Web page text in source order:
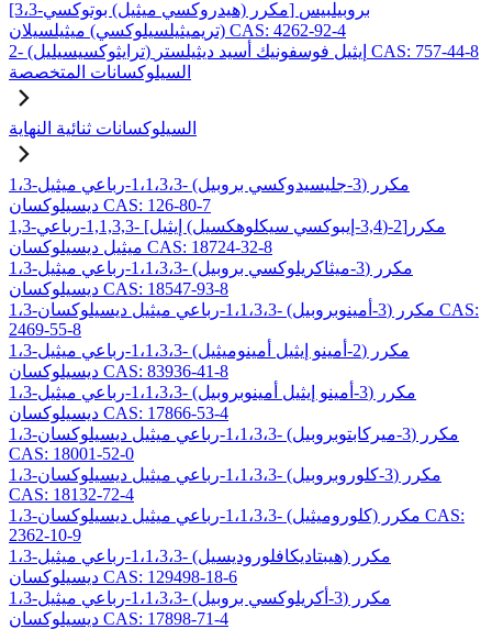
[3،3-مكرر (هيدروكسي ميثيل) بوتوكسي] بروبيلبيس
(تريميثيلسيلوكسي) ميثيلسيلان CAS: 4262-92-4
2- (ترايثوكسيسيليل) إيثيل فوسفونيك أسيد ديثيلستر CAS: 757-44-8
السيلوكسانات المتخصصة
السيلوكسانات ثنائية النهاية
1،3-مكرر (3-جليسيدوكسي بروبيل) -1،1،3،3-رباعي ميثيل
ديسيلوكسان CAS: 126-80-7
1,3-مكرر[2-(3,4-إيبوكسي سيكلوهكسيل) إيثيل] -1,1,3,3-رباعي
ميثيل ديسيلوكسان CAS: 18724-32-8
1،3-مكرر (3-ميثاكريلوكسي بروبيل) -1،1،3،3-رباعي ميثيل
ديسيلوكسان CAS: 18547-93-8
1،3-مكرر (3-أمينوبروبيل) -1،1،3،3-رباعي ميثيل ديسيلوكسان CAS:
2469-55-8
1،3-مكرر (2-أمينو إيثيل أمينوميثيل) -1،1،3،3-رباعي ميثيل
ديسيلوكسان CAS: 83936-41-8
1،3-مكرر (3-أمينو إيثيل أمينوبروبيل) -1،1،3،3-رباعي ميثيل
ديسيلوكسان CAS: 17866-53-4
1،3-مكرر (3-ميركابتوبروبيل) -1،1،3،3-رباعي ميثيل ديسيلوكسان
CAS: 18001-52-0
1،3-مكرر (3-كلوروبروبيل) -1،1،3،3-رباعي ميثيل ديسيلوكسان
CAS: 18132-72-4
1،3-مكرر (كلوروميثيل) -1،1،3،3-رباعي ميثيل ديسيلوكسان CAS:
2362-10-9
1،3-مكرر (هيبتاديكافلوروديسيل) -1،1،3،3-رباعي ميثيل
ديسيلوكسان CAS: 129498-18-6
1،3-مكرر (3-أكريلوكسي بروبيل) -1،1،3،3-رباعي ميثيل
ديسيلوكسان CAS: 17898-71-4